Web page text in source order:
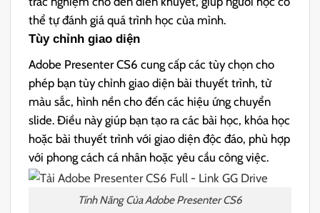
thể tự đánh giá quá trình học của mình.
Tùy chỉnh giao diện
Adobe Presenter CS6 cung cấp các tùy chọn cho
phép bạn tùy chỉnh giao diện bài thuyết trình, từ
màu sắc, hình nền cho đến các hiệu ứng chuyển
slide. Điều này giúp bạn tạo ra các bài học, khóa học
hoặc bài thuyết trình với giao diện độc đáo, phù hợp
với phong cách cá nhân hoặc yêu cầu công việc.
Tính Năng Của Adobe Presenter CS6